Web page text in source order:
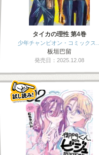
タイカの理性 第4巻
少年チャンピオン・コミックス…
板垣巴留
発売日：2025.12.08